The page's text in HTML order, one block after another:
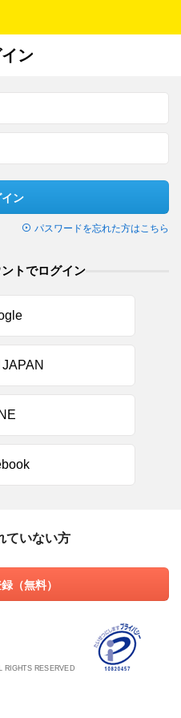
ン
イン
パスワードを忘れた方はこちら
トでログイン
ていない方
（無料）
RIGHTS RESERVED